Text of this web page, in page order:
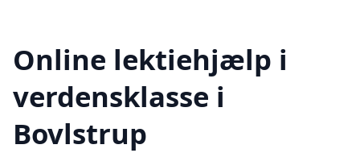
Online lektiehjælp i
verdensklasse i
Bovlstrup